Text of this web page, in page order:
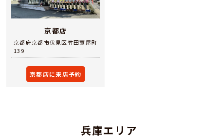
京都店
京都店に来店予約
京都府京都市伏見区竹田藁屋町
139
兵庫エリア